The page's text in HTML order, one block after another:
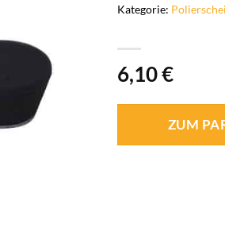
6,10€
ZUM
Kategorie: